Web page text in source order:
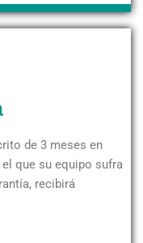
de 3 meses en
que su equipo sufra
recibirá